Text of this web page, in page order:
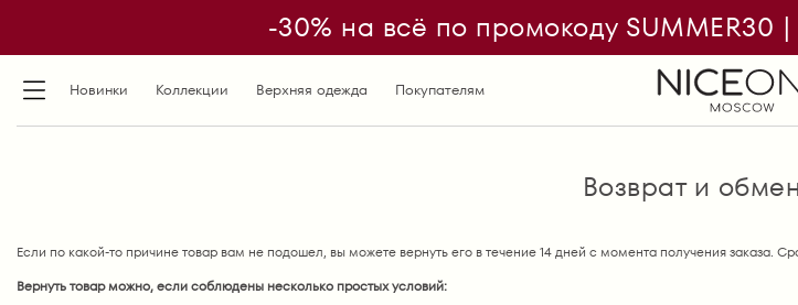
-30% на всё по промокоду
Новинки Коллекции Верхняя одежда Покупателям
Возврат и
Если по какой-то причине товар вам не подошел, вы можете вернуть его в течение 14 дней с момента получения заказа.
Вернуть товар можно, если соблюдены несколько простых условий: